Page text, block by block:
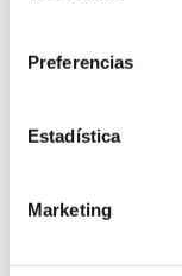
Preferencias
Estadística
Marketing
color_lens Ideas